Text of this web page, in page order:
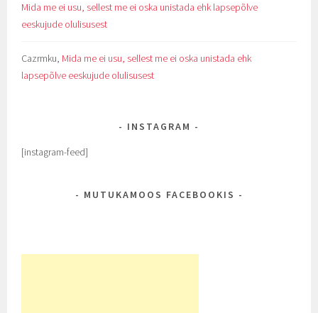
Mida me ei usu, sellest me ei oska unistada ehk lapsepõlve
eeskujude olulisusest
Cazrmku, Mida me ei usu, sellest me ei oska unistada ehk
lapsepõlve eeskujude olulisusest
INSTAGRAM
[instagram-feed]
MUTUKAMOOS FACEBOOKIS